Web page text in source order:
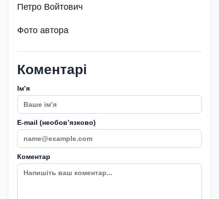
Петро Войтович
Фото автора
Коментарі
Імʼя
E-mail (необовʼязково)
Коментар